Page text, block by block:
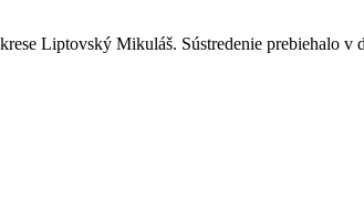
Liptovský Mikuláš. Sústredenie prebiehalo v